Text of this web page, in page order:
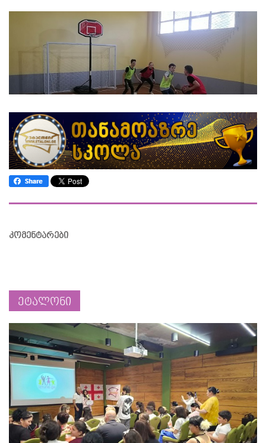
კომენტარები
ეტალონი